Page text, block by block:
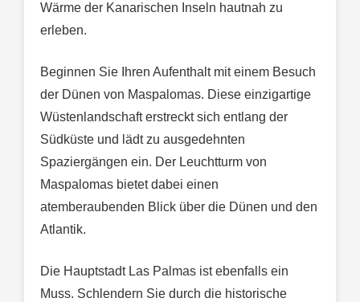
Wärme der Kanarischen Inseln hautnah zu
erleben.
Beginnen Sie Ihren Aufenthalt mit einem Besuch
der Dünen von Maspalomas. Diese einzigartige
Wüstenlandschaft erstreckt sich entlang der
Südküste und lädt zu ausgedehnten
Spaziergängen ein. Der Leuchtturm von
Maspalomas bietet dabei einen
atemberaubenden Blick über die Dünen und den
Atlantik.
Die Hauptstadt Las Palmas ist ebenfalls ein
Muss. Schlendern Sie durch die historische